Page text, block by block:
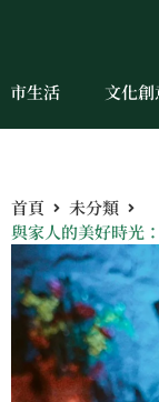
市生活 文化創
首頁
未分類
與家人的美好時光